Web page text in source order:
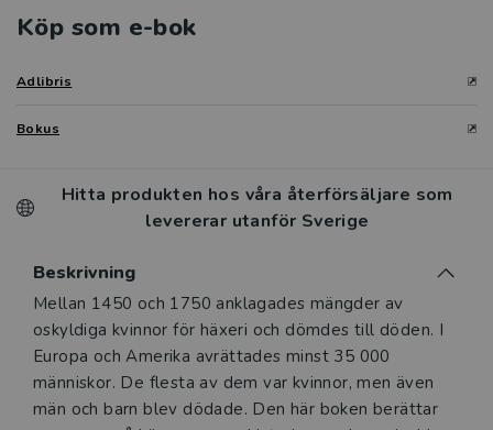
Köp som e-bok
Adlibris
Bokus
Hitta produkten hos våra återförsäljare som
levererar utanför Sverige
Beskrivning
Beskrivning
Mellan 1450 och 1750 anklagades mängder av
oskyldiga kvinnor för häxeri och dömdes till döden. I
Europa och Amerika avrättades minst 35 000
människor. De flesta av dem var kvinnor, men även
män och barn blev dödade. Den här boken berättar